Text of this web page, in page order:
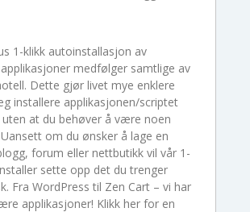
1-klikk autoinstallasjon av
medfølger samtlige av
Dette gjør livet mye enklere
installere applikasjonen/scriptet
uten at du behøver å være noen
om du ønsker å lage en
forum eller nettbutikk vil vår 1-
sette opp det du trenger
Fra WordPress til Zen Cart – vi har
applikasjoner! Klikk her for en